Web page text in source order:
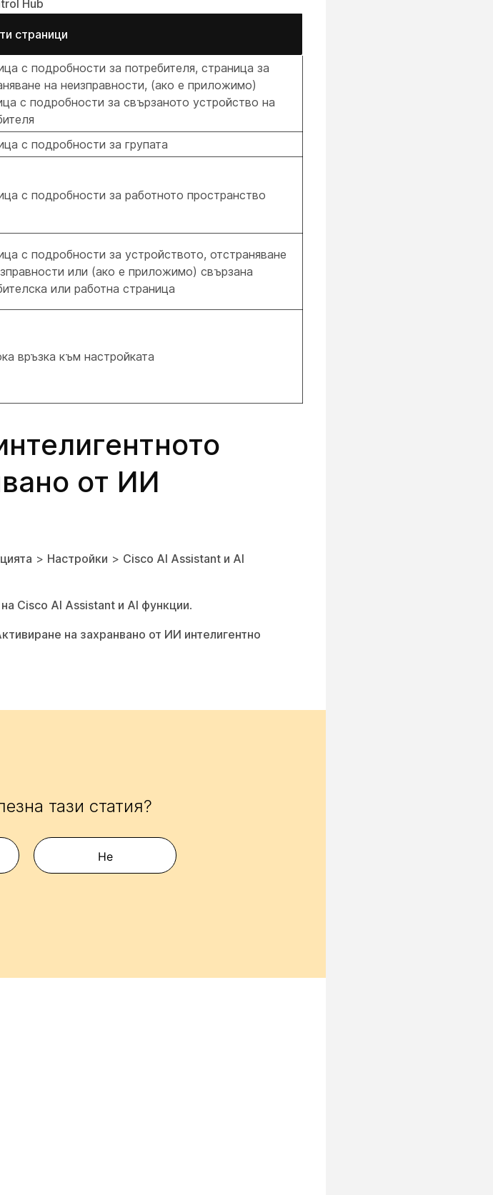
Hub
страници
с подробности за потребителя, страница за
на неизправности, (ако е приложимо)
с подробности за свързаното устройство на
с подробности за групата
с подробности за работното пространство
с подробности за устройството, отстраняване
или (ако е приложимо) свързана
или работна страница
връзка към настройката
от ИИ
> Настройки > Cisco AI Assistant и AI
Cisco AI Assistant и AI функции.
на захранвано от ИИ интелигентно
тази статия?
Не